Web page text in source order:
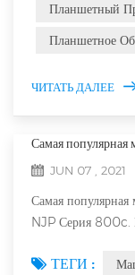
Вынужденный
Планшетный
Планшетное
ЧИТАТЬ ДАЛЕЕ
Самая популярная
JUN 07 , 2021
Самая
NJP Серия 800c.
поколение,
ТЕГИ :